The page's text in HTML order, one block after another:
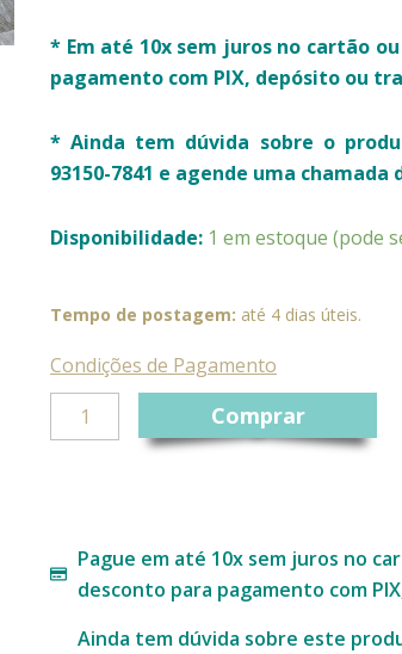
* Em até 10x sem juros no cartão
pagamento com PIX, depósito ou
* Ainda tem dúvida sobre o
93150-7841 e agende uma
Disponibilidade: 1 em estoque (pode
Tempo de postagem: até 4 dias úteis.
Condições de Pagamento
Cesto
Retangular
Duas
-
P
quantidade
Comprar
Pague em até 10x sem juros no
desconto para pagamento com
Ainda tem dúvida sobre este